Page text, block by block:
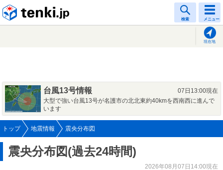
検索 メニュー
現在地
台風13号情報
07日13:00現在
大型で強い台風13号が名護市の北北東約40kmを西南西に進んで
います
トップ 地震情報 震央分布図
震央分布図(過去24時間)
2026年08月07日14:00現在